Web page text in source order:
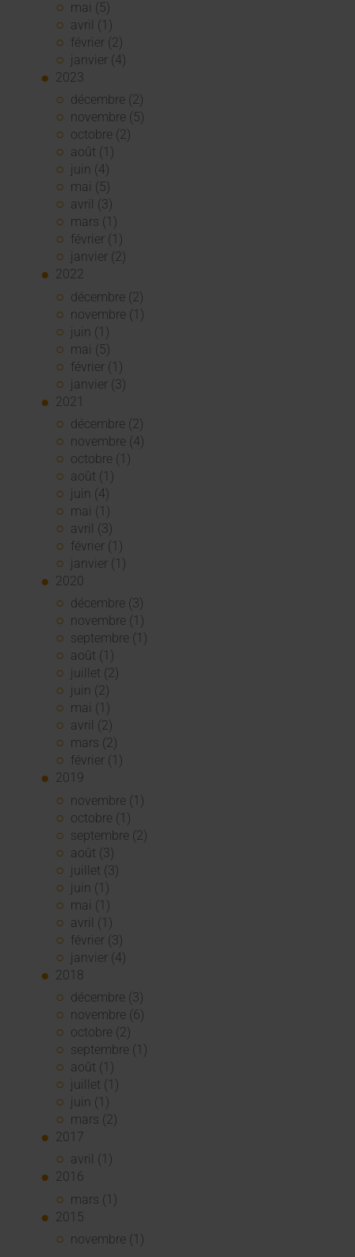
mai (5)
avril (1)
février (2)
janvier (4)
2023
décembre (2)
novembre (5)
octobre (2)
août (1)
juin (4)
mai (5)
avril (3)
mars (1)
février (1)
janvier (2)
2022
décembre (2)
novembre (1)
juin (1)
mai (5)
février (1)
janvier (3)
2021
décembre (2)
novembre (4)
octobre (1)
août (1)
juin (4)
mai (1)
avril (3)
février (1)
janvier (1)
2020
décembre (3)
novembre (1)
septembre (1)
août (1)
juillet (2)
juin (2)
mai (1)
avril (2)
mars (2)
février (1)
2019
novembre (1)
octobre (1)
septembre (2)
août (3)
juillet (3)
juin (1)
mai (1)
avril (1)
février (3)
janvier (4)
2018
décembre (3)
novembre (6)
octobre (2)
septembre (1)
août (1)
juillet (1)
juin (1)
mars (2)
2017
avril (1)
2016
mars (1)
2015
novembre (1)